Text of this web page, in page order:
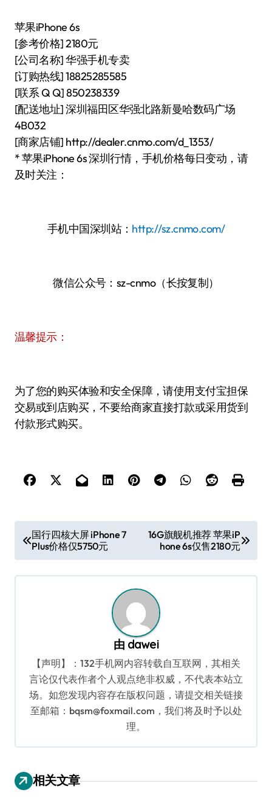
苹果iPhone 6s
[参考价格] 2180元
[公司名称] 华强手机专卖
[订购热线] 18825285585
[联系 Q Q] 850238339
[配送地址] 深圳福田区华强北路新曼哈数码广场
4B032
[商家店铺] http://dealer.cnmo.com/d_1353/
* 苹果iPhone 6s 深圳行情，手机价格每日变动，请
及时关注：
手机中国深圳站： http://sz.cnmo.com/
微信公众号：sz-cnmo（长按复制）
温馨提示：
为了您的购买体验和安全保障，请使用支付宝担保
交易或到店购买，不要给商家直接打款或采用货到
付款形式购买。
章
导
国行四核大屏 iPhone 7
Plus价格仅5750元
16G旗舰机推荐 苹果iP
hone 6s仅售2180元
由 dawei
【声明】：132手机网内容转载自互联网，其相关
言论仅代表作者个人观点绝非权威，不代表本站立
场。如您发现内容存在版权问题，请提交相关链接
至邮箱：bqsm@foxmail.com，我们将及时予以处
理。
相关文章